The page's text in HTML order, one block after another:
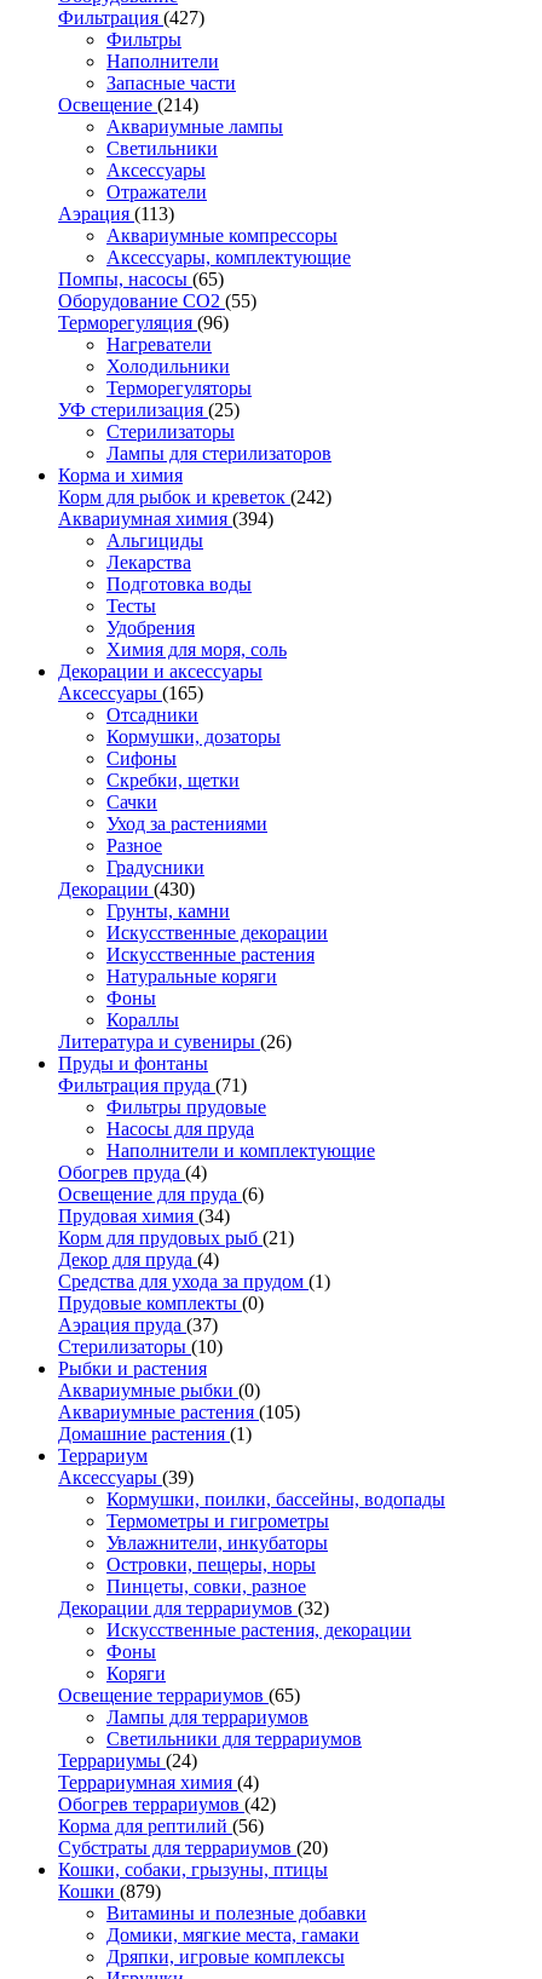
Фильтрация (427)
Фильтры
Наполнители
Запасные части
Освещение (214)
Аквариумные лампы
Светильники
Аксессуары
Отражатели
Аэрация (113)
Аквариумные компрессоры
Аксессуары, комплектующие
Помпы, насосы (65)
Оборудование CO2 (55)
Терморегуляция (96)
Нагреватели
Холодильники
Терморегуляторы
УФ стерилизация (25)
Стерилизаторы
Лампы для стерилизаторов
Корма и химия
Корм для рыбок и креветок (242)
Аквариумная химия (394)
Альгициды
Лекарства
Подготовка воды
Тесты
Удобрения
Химия для моря, соль
Декорации и аксессуары
Аксессуары (165)
Отсадники
Кормушки, дозаторы
Сифоны
Скребки, щетки
Сачки
Уход за растениями
Разное
Градусники
Декорации (430)
Грунты, камни
Искусственные декорации
Искусственные растения
Натуральные коряги
Фоны
Кораллы
Литература и сувениры (26)
Пруды и фонтаны
Фильтрация пруда (71)
Фильтры прудовые
Насосы для пруда
Наполнители и комплектующие
Обогрев пруда (4)
Освещение для пруда (6)
Прудовая химия (34)
Корм для прудовых рыб (21)
Декор для пруда (4)
Средства для ухода за прудом (1)
Прудовые комплекты (0)
Аэрация пруда (37)
Стерилизаторы (10)
Рыбки и растения
Аквариумные рыбки (0)
Аквариумные растения (105)
Домашние растения (1)
Террариум
Аксессуары (39)
Кормушки, поилки, бассейны, водопады
Термометры и гигрометры
Увлажнители, инкубаторы
Островки, пещеры, норы
Пинцеты, совки, разное
Декорации для террариумов (32)
Искусственные растения, декорации
Фоны
Коряги
Освещение террариумов (65)
Лампы для террариумов
Светильники для террариумов
Террариумы (24)
Террариумная химия (4)
Обогрев террариумов (42)
Корма для рептилий (56)
Субстраты для террариумов (20)
Кошки, собаки, грызуны, птицы
Кошки (879)
Витамины и полезные добавки
Домики, мягкие места, гамаки
Дряпки, игровые комплексы